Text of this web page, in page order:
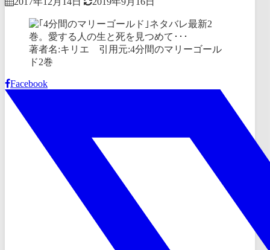
著者名:キリエ 引用元:4分間のマリーゴール
ド2巻
Facebook